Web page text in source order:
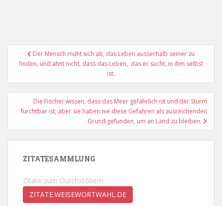
Beitragsnavigation
Der Mensch müht sich ab, das Leben ausserhalb seiner zu
finden, und ahnt nicht, dass das Leben, das er sucht, in ihm selbst
ist.
Die Fischer wissen, dass das Meer gefährlich ist und der Sturm
furchtbar ist, aber sie haben nie diese Gefahren als ausreichenden
Grund gefunden, um an Land zu bleiben.
ZITATESAMMLUNG
Zitate zum Durchstöbern
ZITATE.WEISEWORTWAHL.DE